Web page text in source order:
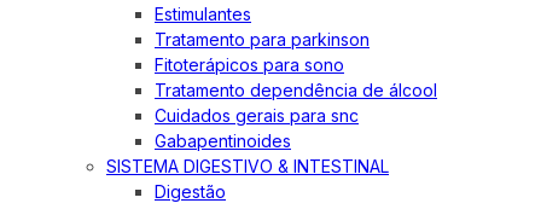
Estimulantes
Tratamento para parkinson
Fitoterápicos para sono
Tratamento dependência de álcool
Cuidados gerais para snc
Gabapentinoides
SISTEMA DIGESTIVO & INTESTINAL
Digestão